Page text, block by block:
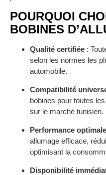
POURQUOI
BOBINES
Qualité certifiée :
selon les normes les
automobile.
Compatibilité
bobines pour toutes
sur le marché tunisien.
Performance optimale
allumage efficace,
optimisant la
Disponibilité